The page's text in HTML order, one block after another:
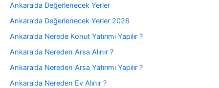
Ankara’da Değerlenecek Yerler
Ankara’da Değerlenecek Yerler 2026
Ankara’da Nerede Konut Yatırımı Yapılır ?
Ankara’da Nereden Arsa Alınır ?
Ankara’da Nereden Arsa Yatırımı Yapılır ?
Ankara’da Nereden Ev Alınır ?